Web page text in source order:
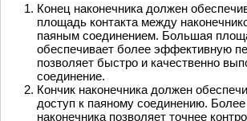
Конец наконечника должен
площадь контакта между
паяным соединением. Большая
обеспечивает более эффективную
позволяет быстро и качественно
соединение.
Кончик наконечника должен
доступ к паяному соединению.
наконечника позволяет точнее